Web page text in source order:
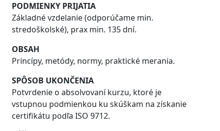
PODMIENKY PRIJATIA
Základné vzdelanie (odporúčame min.
stredoškolské), prax min. 135 dní.
OBSAH
Princípy, metódy, normy, praktické merania.
SPÔSOB UKONČENIA
Potvrdenie o absolvovaní kurzu, ktoré je
vstupnou podmienkou ku skúškam na získanie
certifikátu podľa ISO 9712.